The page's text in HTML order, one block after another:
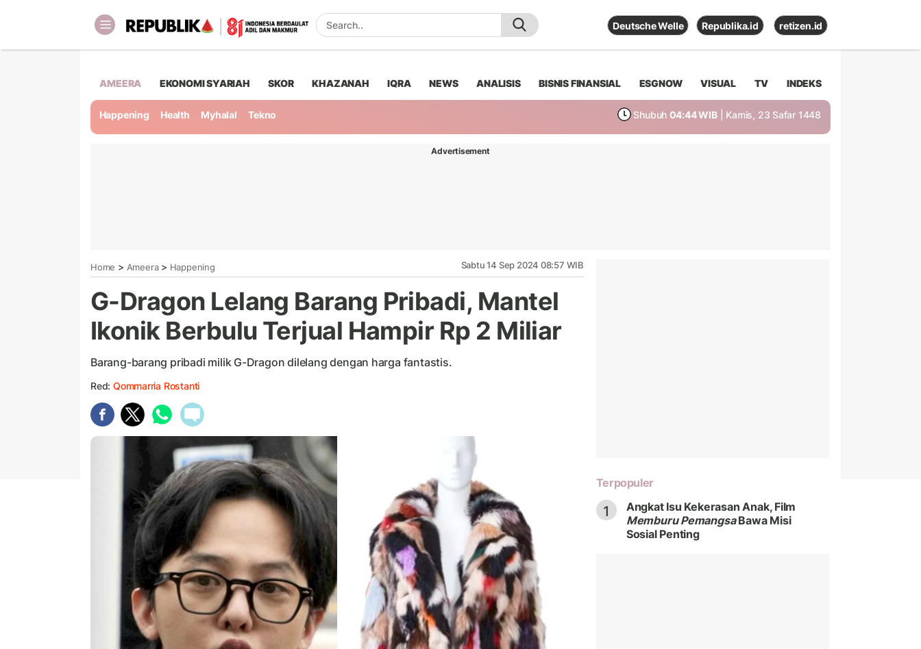
Deutsche Welle Republika.id retizen.id
AMEERA EKONOMI SYARIAH SKOR KHAZANAH IQRA NEWS ANALISIS BISNIS FINANSIAL ESGNOW VISUAL TV INDEKS
Happening Health Myhalal Tekno Shubuh 04:44 WIB | Kamis, 23 Safar 1448
Advertisement
Home > Ameera> Happening Sabtu 14 Sep 2024 08:57 WIB
G-Dragon Lelang Barang Pribadi, Mantel
Ikonik Berbulu Terjual Hampir Rp 2 Miliar
Barang-barang pribadi milik G-Dragon dilelang dengan harga fantastis.
Red: Qommarria Rostanti
Terpopuler
1
Angkat Isu Kekerasan Anak, Film
Memburu PemangsaBawa Misi
Sosial Penting